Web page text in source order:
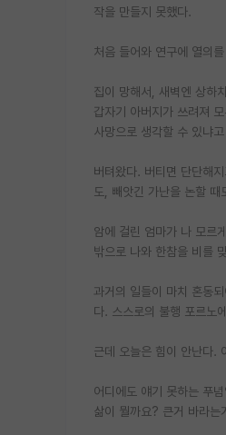
작을 만들지 못했다.
처음 들어와 연구에 열의
집이 망해서, 새벽엔 상하
갑자기 아버지가 쓰려져
사망으로 생각할 수 있냐
버텨왔다. 버티면 단단해
도, 빼앗긴 가난을 논할
암에 걸린 엄마가 나 모르
밖으로 나와 한참을 비를
과거의 일들이 마치 혼동
다. 스스로의 불행 포르노
근데 오늘은 힘이 안난다.
어디에도 얘기 못하는 푸
삶이 뭘까요? 큰거 바라